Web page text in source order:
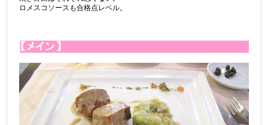
ロメスコソースも合格点レベル。